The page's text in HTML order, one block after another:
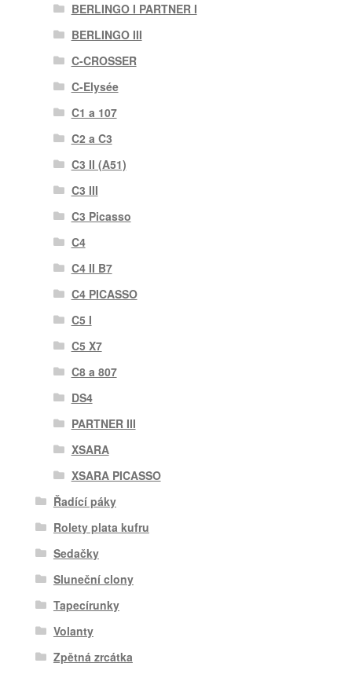
BERLINGO I PARTNER I
BERLINGO III
C-CROSSER
C-Elysée
C1 a 107
C2 a C3
C3 II (A51)
C3 III
C3 Picasso
C4
C4 II B7
C4 PICASSO
C5 I
C5 X7
C8 a 807
DS4
PARTNER III
XSARA
XSARA PICASSO
Řadící páky
Rolety plata kufru
Sedačky
Sluneční clony
Tapecírunky
Volanty
Zpětná zrcátka